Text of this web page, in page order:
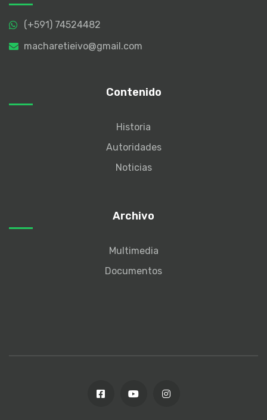
(+591) 74524482
macharetieivo@gmail.com
Contenido
Historia
Autoridades
Noticias
Archivo
Multimedia
Documentos